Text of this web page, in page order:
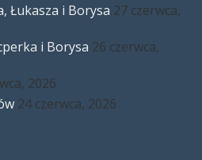
Łukasza i Borysa 27 czerwca,
i Borysa 26 czerwca,
2026
24 czerwca, 2026